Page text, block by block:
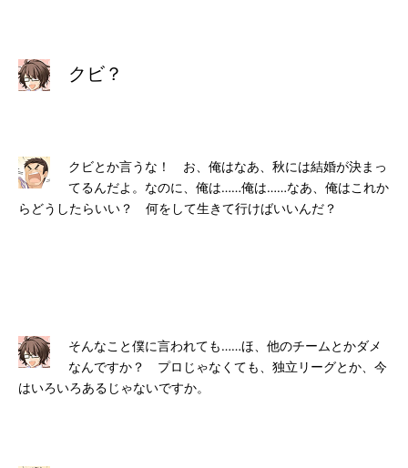
クビ？
クビとか言うな！ お、俺はなあ、秋には結婚が決まっ
てるんだよ。なのに、俺は……俺は……なあ、俺はこれか
らどうしたらいい？ 何をして生きて行けばいいんだ？
そんなこと僕に言われても……ほ、他のチームとかダメ
なんですか？ プロじゃなくても、独立リーグとか、今
はいろいろあるじゃないですか。